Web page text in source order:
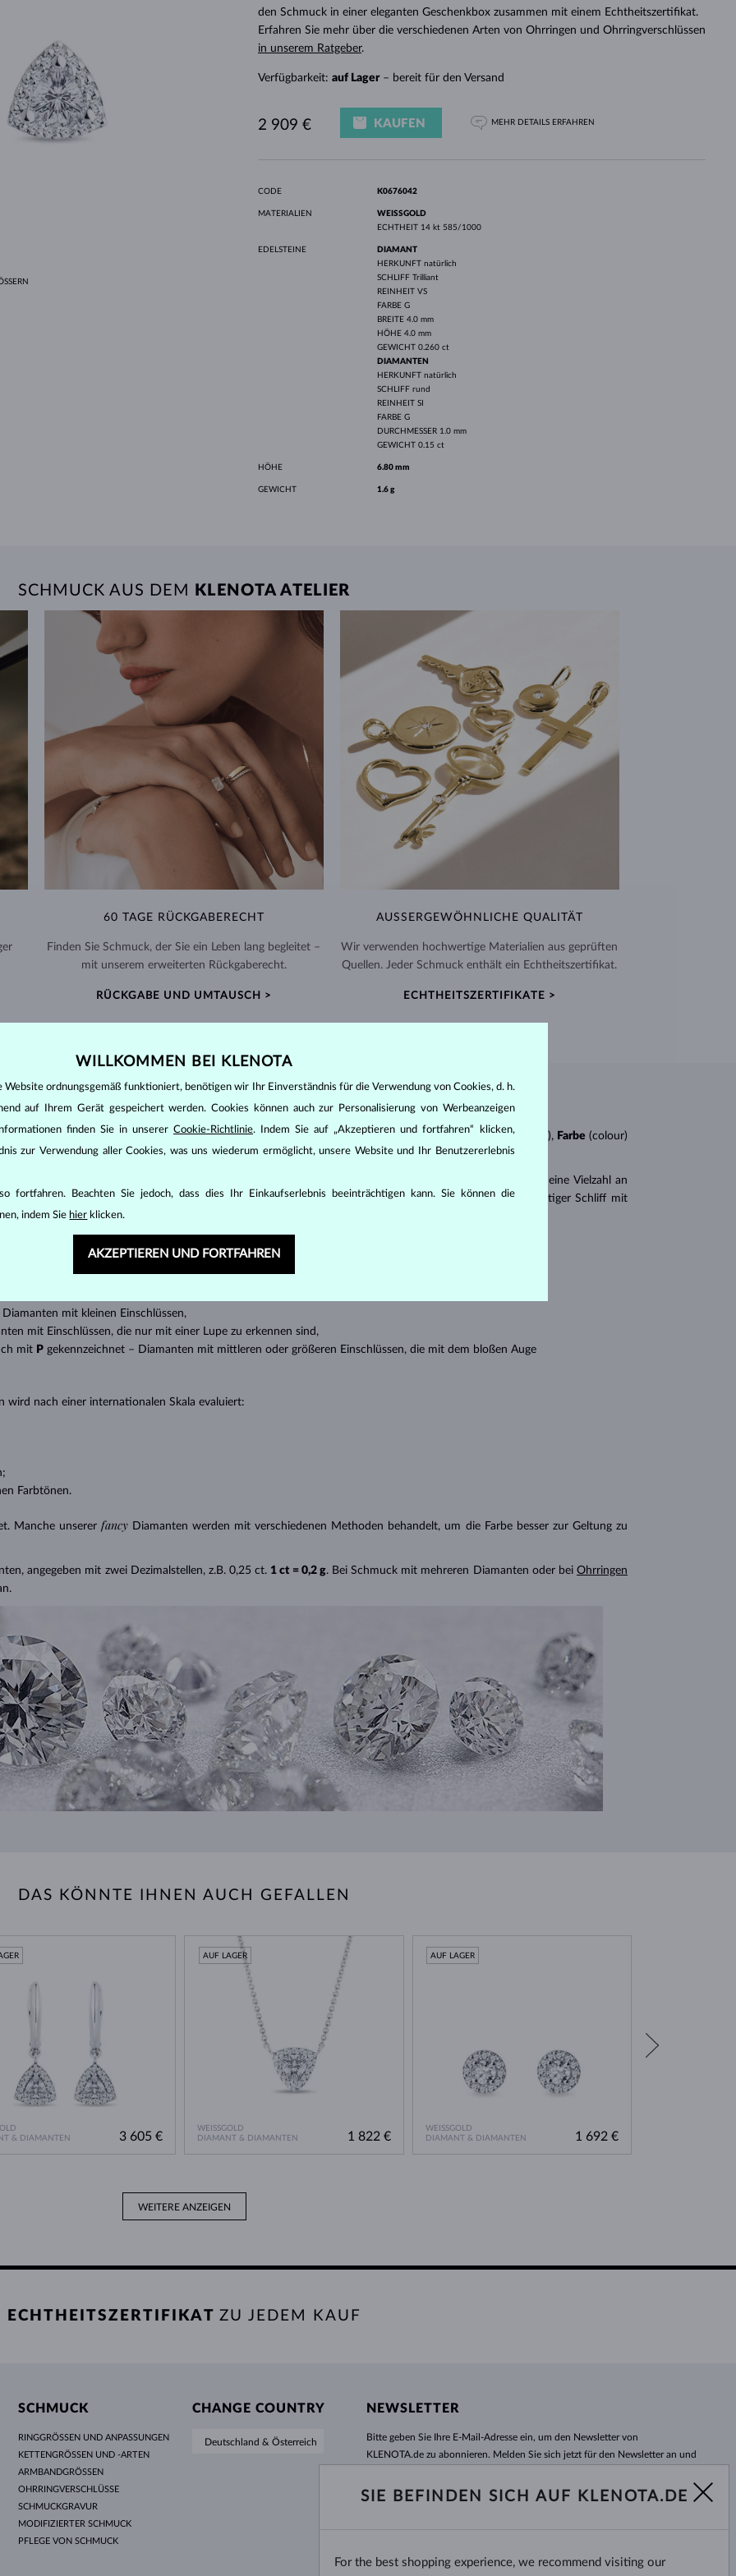
WEISSGOLD
ROSÉGOLD
ROSÉGOLD
DURCHSEHEN
WEISSGOLD
GRAVIERBARER SCHMUCK
LETNÍ VRSTVENÍ
GESCHENKIDEENden Schmuck in einer eleganten Geschenkbox zusammen mit einem Echtheitszertifikat.
Erfahren Sie mehr über die verschiedenen Arten von Ohrringen und Ohrringverschlüssen
in unserem Ratgeber.
Verfügbarkeit: auf Lager– bereit für den Versand
2 909 € KAUFEN MEHR DETAILS ERFAHREN
CODE K0676042
MATERIALIEN
WEISSGOLD
ECHTHEIT 14 kt 585/1000
EDELSTEINE
DIAMANT
HERKUNFT natürlich
SCHLIFF Trilliant
REINHEIT VS
FARBE G
BREITE 4.0 mm
HÖHE 4.0 mm
GEWICHT 0.260 ct
DIAMANTEN
HERKUNFT natürlich
SCHLIFF rund
REINHEIT SI
FARBE G
DURCHMESSER 1.0 mm
GEWICHT 0.15 ct
HÖHE 6.80 mm
GEWICHT 1.6 g
SCHMUCK AUS DEM KLENOTA ATELIER
60 TAGE RÜCKGABERECHT
Finden Sie Schmuck, der Sie ein Leben lang begleitet –
mit unserem erweiterten Rückgaberecht.
RÜCKGABE UND UMTAUSCH >
AUSSERGEWÖHNLICHE QUALITÄT
Wir verwenden hochwertige Materialien aus geprüften
Quellen. Jeder Schmuck enthält ein Echtheitszertifikat.
ECHTHEITSZERTIFIKATE >
DIAMANTSCHMUCK
zunächst die grundsätzlichen Parameter bewertet - die sogenannten 4Cs: Schliff (cut), Reinheit (clarity), Farbe (colour)
wesentlichen Einfluss auf den Preis eines Diamanten.
seinen strahlenden Glanz. Der beliebteste Schliff ein Rundschliff, der
. Es gibt aber auch eine Vielzahl an
gebracht werden kann, z.B. Marquise, Baguette, Herz, Tropfen, Oval oder Princess (ein drei- oder vierseitiger Schliff mit
).
“Einschlüsse” oder innerer Unreinheiten eines Diamanten bestimmen seine Reinheit:
Diamanten ohne Einschlüsse,
mit kleinen Einschlüssen,
mit Einschlüssen, die nur mit einer Lupe zu erkennen sind,
mit P gekennzeichnet – Diamanten mit mittleren oder größeren Einschlüssen, die mit dem bloßen Auge
wird nach einer internationalen Skala evaluiert:
Farbtönen.
Manche unserer fancy Diamanten werden mit verschiedenen Methoden behandelt, um die Farbe besser zur Geltung zu
angegeben mit zwei Dezimalstellen, z.B. 0,25 ct. 1 ct = 0,2 g. Bei Schmuck mit mehreren Diamanten oder bei Ohrringen
DAS KÖNNTE IHNEN AUCH GEFALLEN
& DIAMANTEN
3 605 €
WEISSGOLD
DIAMANT & DIAMANTEN
AUF LAGER
1 822 €
WEISSGOLD
DIAMANT & DIAMANTEN
AUF LAGER
1 692 €
WEITERE ANZEIGEN
ECHTHEITSZERTIFIKAT ZU JEDEM KAUF
SCHMUCK
RINGGRÖSSEN UND ANPASSUNGEN
KETTENGRÖSSEN UND -ARTEN
ARMBANDGRÖSSEN
OHRRINGVERSCHLÜSSE
SCHMUCKGRAVUR
MODIFIZIERTER SCHMUCK
PFLEGE VON SCHMUCK
CHANGE COUNTRY
Deutschland & Österreich
NEWSLETTER
Bitte geben Sie Ihre E-Mail-Adresse ein, um den Newsletter von
KLENOTA.de zu abonnieren. Melden Sie sich jetzt für den Newsletter an und
kein Sonderangebot mehr!
Ja, ich möchte interessanteNeuigkeiten per E-Mail erhalten.
WILLKOMMEN BEI KLENOTA
Website ordnungsgemäß funktioniert, benötigen wir Ihr Einverständnis für die Verwendung von Cookies, d. h.
auf Ihrem Gerät gespeichert werden. Cookies können auch zur Personalisierung von Werbeanzeigen
finden Sie in unsererCookie-Richtlinie. Indem Sie auf „Akzeptieren und fortfahren“ klicken,
zur Verwendung aller Cookies, was uns wiederum ermöglicht, unsere Website und Ihr Benutzererlebnis
fortfahren. Beachten Sie jedoch, dass dies Ihr Einkaufserlebnis beeinträchtigen kann. Sie können die
indem Sie hier klicken.
AKZEPTIEREN UND FORTFAHREN
SIE BEFINDEN SICH AUF KLENOTA.DE
For the best shopping experience, we recommend visiting our